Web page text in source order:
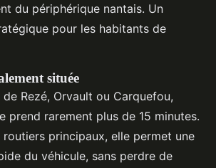
du périphérique nantais. Un
pour les habitants de
située
Rezé, Orvault ou Carquefou,
prend rarement plus de 15 minutes.
routiers principaux, elle permet une
du véhicule, sans perdre de